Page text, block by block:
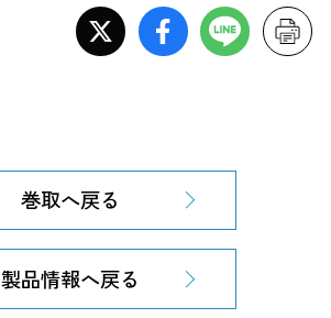
巻取へ戻る
製品情報へ戻る